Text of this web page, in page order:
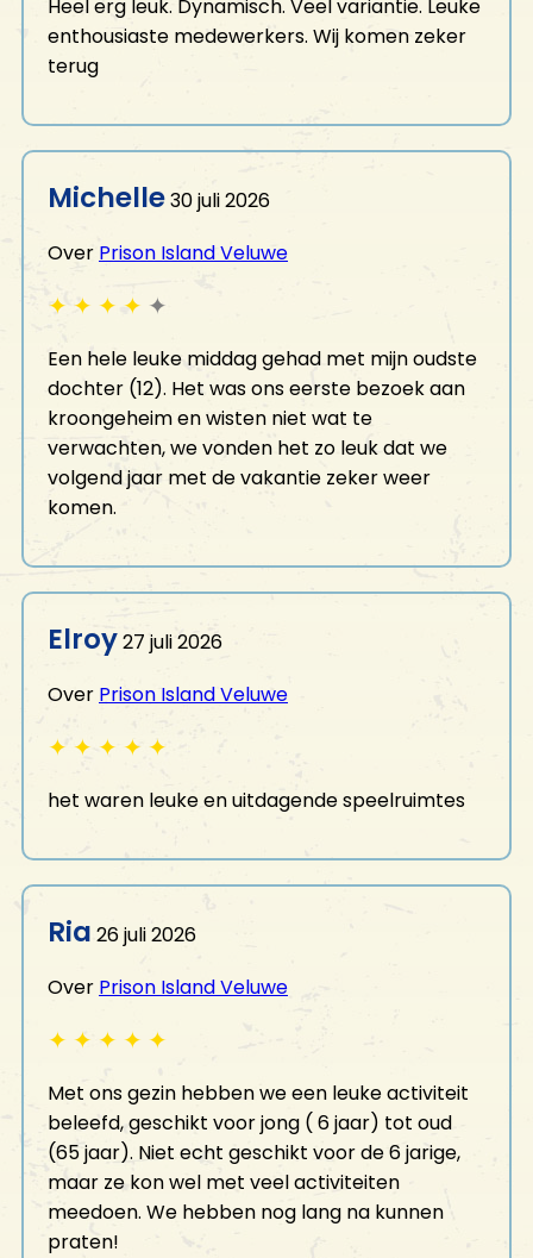
Heel erg leuk. Dynamisch. Veel variantie. Leuke
enthousiaste medewerkers. Wij komen zeker
terug
Michelle30 juli 2026
Over Prison Island Veluwe
✦ ✦ ✦ ✦ ✦
Een hele leuke middag gehad met mijn oudste
dochter (12). Het was ons eerste bezoek aan
kroongeheim en wisten niet wat te
verwachten, we vonden het zo leuk dat we
volgend jaar met de vakantie zeker weer
komen.
Elroy27 juli 2026
Over Prison Island Veluwe
✦ ✦ ✦ ✦ ✦
het waren leuke en uitdagende speelruimtes
Ria 26 juli 2026
Over Prison Island Veluwe
✦ ✦ ✦ ✦ ✦
Met ons gezin hebben we een leuke activiteit
beleefd, geschikt voor jong ( 6 jaar) tot oud
(65 jaar). Niet echt geschikt voor de 6 jarige,
maar ze kon wel met veel activiteiten
meedoen. We hebben nog lang na kunnen
praten!